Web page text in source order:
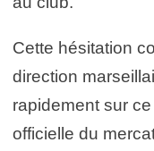
Cette hésitation
direction
rapidement sur
officielle du